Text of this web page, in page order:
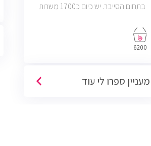
בתחום הסייבר. יש כיום כ1700 משרות
בניהול רשתות והסמכת CCNA.
6200
מעניין ספרו לי עוד